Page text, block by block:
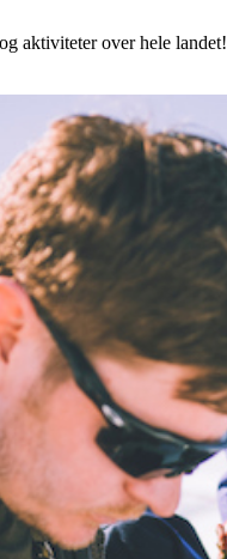
aktiviteter over hele landet!